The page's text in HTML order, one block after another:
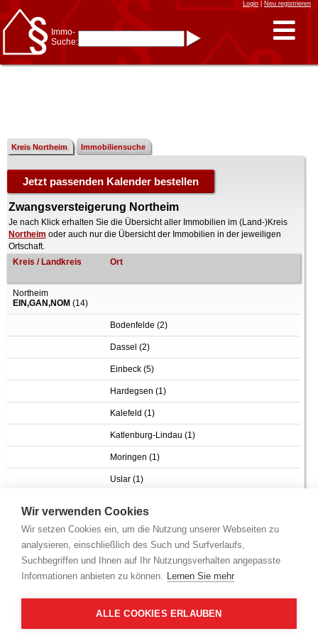
Wir verwenden Cookies
Wir setzen Cookies ein, um die Nutzung unserer Webseiten zu
analysieren, einschließlich des Such und Surfverlaufs,
Suchbegriffen und Ihnen auf Ihr Nutzungsverhalten angepasste
Informationen anbieten zu können. Lernen Sie mehr
ALLE COOKIES ERLAUBEN
Login| Neu registrieren
Immo-
Suche:
z.B.: 15 Frankfurtfür
Frankfurt/Oder
und6 Frankfurtfür Frankfurt
Immobiliensuche
nach Kreis
nach Amtsgericht
Kreis Northeim Immobiliensuche
Zwangsversteigerung Northeim
Je nach Klick erhalten Sie die Übersicht aller Immobilien im (Land-)Kreis
Northeim oder auch nur die Übersicht der Immobilien in der jeweiligen
Ortschaft.
Kreis / Landkreis
Ort
Northeim
EIN,GAN,NOM (14)
Bodenfelde (2)
Dassel (2)
Einbeck (5)
Hardegsen (1)
Kalefeld (1)
Katlenburg-Lindau (1)
Moringen (1)
Uslar (1)
Sie haben folgende Auswahlkriterien gewählt
Adresse (nach